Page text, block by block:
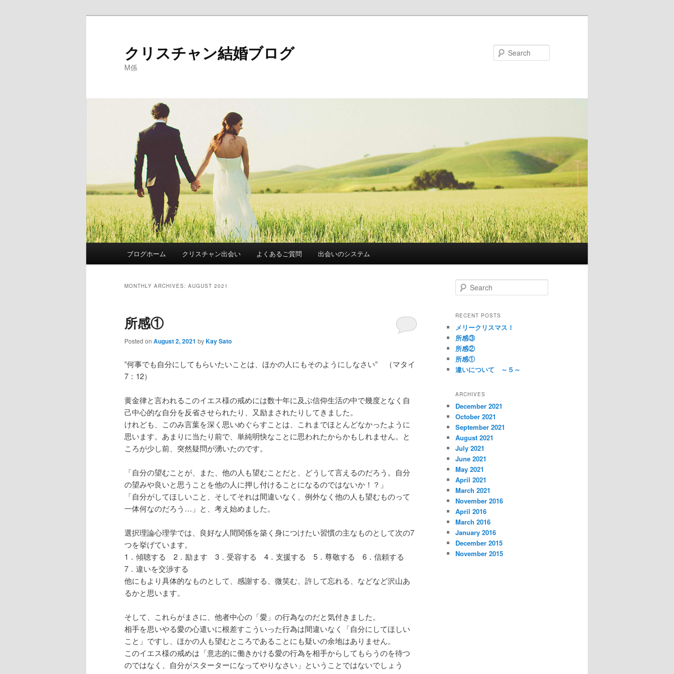
クリスチャン結婚ブログ
M係
Skip
content
Skip
content
ブログホーム クリスチャン出会い よくあるご質問 出会いのシステム
MONTHLY ARCHIVES: AUGUST 2021
所感①
Posted on August 2, 2021 byKay Sato
”何事でも自分にしてもらいたいことは、ほかの人にもそのようにしなさい” （マタイ
7：12）
黄金律と言われるこのイエス様の戒めには数十年に及ぶ信仰生活の中で幾度となく自
己中心的な自分を反省させられたり、又励まされたりしてきました。
けれども、このみ言葉を深く思いめぐらすことは、これまでほとんどなかったように
思います。あまりに当たり前で、単純明快なことに思われたからかもしれません。と
ころが少し前、突然疑問が湧いたのです。
「自分の望むことが、また、他の人も望むことだと、どうして言えるのだろう。自分
の望みや良いと思うことを他の人に押し付けることになるのではないか！？」
「自分がしてほしいこと、そしてそれは間違いなく、例外なく他の人も望むものって
一体何なのだろう…」と、考え始めました。
選択理論心理学では、良好な人間関係を築く身につけたい習慣の主なものとして次の7
つを挙げています。
1．傾聴する 2．励ます 3．受容する 4．支援する 5．尊敬する 6．信頼する
7．違いを交渉する
他にもより具体的なものとして、感謝する、微笑む、許して忘れる、などなど沢山あ
るかと思います。
そして、これらがまさに、他者中心の「愛」の行為なのだと気付きました。
相手を思いやる愛の心遣いに根差すこういった行為は間違いなく「自分にしてほしい
こと」ですし、ほかの人も望むところであることにも疑いの余地はありません。
このイエス様の戒めは「意志的に働きかける愛の行為を相手からしてもらうのを待つ
のではなく、自分がスターターになってやりなさい」ということではないでしょう
e
r
h
RECENT POSTS
メリークリスマス！
所感③
所感②
所感①
違いについて ～５～
ARCHIVES
December 2021
October 2021
September 2021
August 2021
July 2021
June 2021
May 2021
April 2021
March 2021
November 2016
April 2016
March 2016
January 2016
December 2015
November 2015